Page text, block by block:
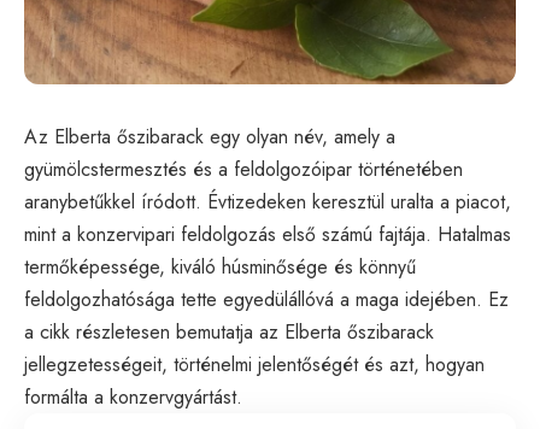
Az Elberta őszibarack egy olyan név, amely a
gyümölcstermesztés és a feldolgozóipar történetében
aranybetűkkel íródott. Évtizedeken keresztül uralta a piacot,
mint a konzervipari feldolgozás első számú fajtája. Hatalmas
termőképessége, kiváló húsminősége és könnyű
feldolgozhatósága tette egyedülállóvá a maga idejében. Ez
a cikk részletesen bemutatja az Elberta őszibarack
jellegzetességeit, történelmi jelentőségét és azt, hogyan
formálta a konzervgyártást.